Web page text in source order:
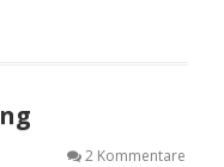
2 Kommentare